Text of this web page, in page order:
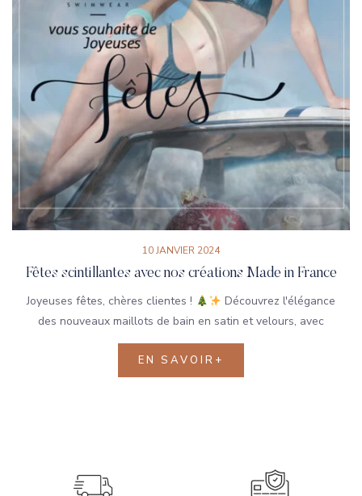
10 JANVIER 2024
Fêtes scintillantes avec nos créations Made in France
Joyeuses fêtes, chères clientes !
Découvrez l'élégance
des nouveaux maillots de bain en satin et velours, avec
EN SAVOIR+